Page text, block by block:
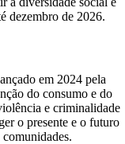
dezembro de 2026.
em 2024 pela
do consumo e do
e criminalidade
o presente e o futuro
comunidades.